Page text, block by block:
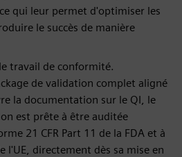
qui leur permet d'optimiser les
le succès de manière
travail de conformité.
de validation complet aligné
la documentation sur le QI, le
est prête à être auditée
21 CFR Part 11 de la FDA et à
l'UE, directement dès sa mise en